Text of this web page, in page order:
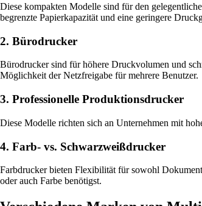
Diese kompakten Modelle sind für den
begrenzte Papierkapazität und eine geringere
2. Bürodrucker
Bürodrucker sind für höhere Druckvolumen und
Möglichkeit der Netzfreigabe für mehrere Benutzer.
3. Professionelle Produktionsdrucker
Diese Modelle richten sich an Unternehmen mit
4. Farb- vs. Schwarzweißdrucker
Farbdrucker bieten Flexibilität für sowohl
oder auch Farbe benötigst.